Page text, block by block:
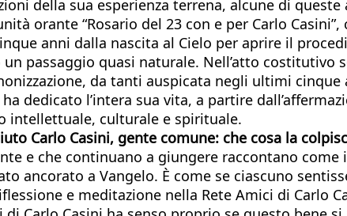
della sua esperienza terrena, alcune di
orante “Rosario del 23 con e per Carlo
anni dalla nascita al Cielo per aprire il
passaggio quasi naturale. Nell’atto costitutivo
da tanti auspicata negli ultimi cinque
dedicato l’intera sua vita, a partire
intellettuale, culturale e spirituale.
Carlo Casini, gente comune: che cosa la
e che continuano a giungere raccontano
ancorato a Vangelo. È come se ciascuno
e meditazione nella Rete Amici di Carlo